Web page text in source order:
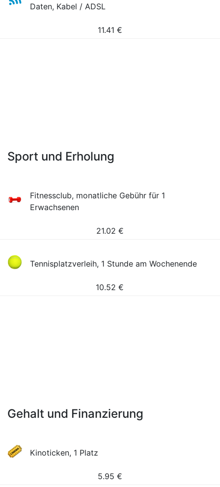
Daten, Kabel / ADSL
11.41 €
Sport und Erholung
Fitnessclub, monatliche Gebühr für 1
Erwachsenen
21.02 €
Tennisplatzverleih, 1 Stunde am Wochenende
10.52 €
Gehalt und Finanzierung
Kinoticken, 1 Platz
5.95 €